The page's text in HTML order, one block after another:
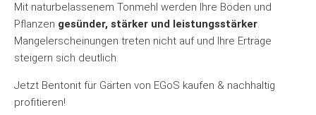
Mit naturbelassenem Tonmehl werden Ihre Böden und
Pflanzen gesünder, stärker und leistungsstärker.
Mangelerscheinungen treten nicht auf und Ihre Erträge
steigern sich deutlich.
Jetzt Bentonit für Gärten von EGoS kaufen & nachhaltig
profitieren!